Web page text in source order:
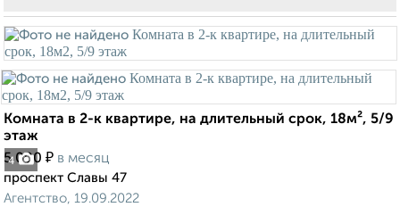
4
Комната в 2-к квартире, на длительный срок, 18м², 5/9
этаж
5 000 ₽ в месяц
проспект Славы 47
Агентство, 19.09.2022